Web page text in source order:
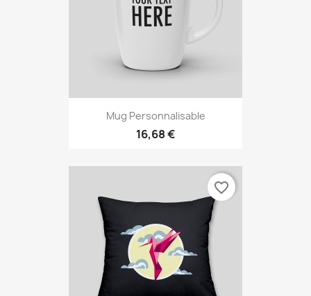
Mug Personnalisable
16,68 €
favorite_border